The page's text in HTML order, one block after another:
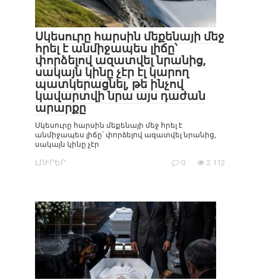
Սկեսուրը հարսին մեքենայի մեջ
հրել է անմիջապես լիճը՝
փորձելով ազատվել նրանից,
սակայն կինը չէր էլ կարող
պատկերացնել, թե ինչով
կավարտվի նրա այս դաժան
արարքը
Սկեսուրը հարսին մեքենայի մեջ հրել է
անմիջապես լիճը՝ փորձելով ազատվել նրանից,
սակայն կինը չէր
ԼՈՒՐԵՐ 0 2 112